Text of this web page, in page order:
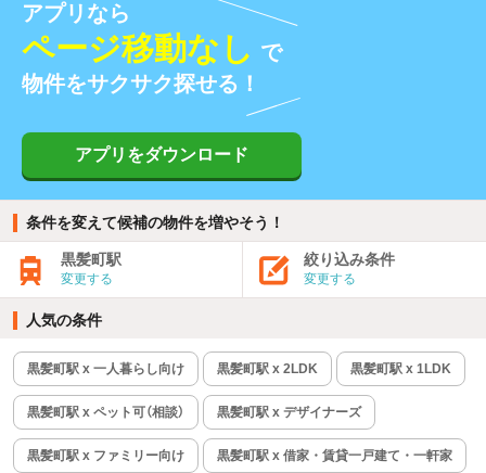
アプリなら
ページ移動なし で
物件をサクサク探せる！
アプリをダウンロード
条件を変えて候補の物件を増やそう！
黒髪町駅
変更する
絞り込み条件
変更する
人気の条件
黒髪町駅 x 一人暮らし向け 黒髪町駅 x 2LDK 黒髪町駅 x 1LDK
黒髪町駅 x ペット可（相談） 黒髪町駅 x デザイナーズ
黒髪町駅 x ファミリー向け 黒髪町駅 x 借家・賃貸一戸建て・一軒家